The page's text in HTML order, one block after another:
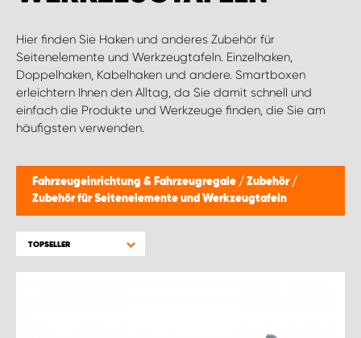
Hier finden Sie Haken und anderes Zubehör für
Seitenelemente und Werkzeugtafeln. Einzelhaken,
Doppelhaken, Kabelhaken und andere. Smartboxen
erleichtern Ihnen den Alltag, da Sie damit schnell und
einfach die Produkte und Werkzeuge finden, die Sie am
häufigsten verwenden.
Fahrzeugeinrichtung & Fahrzeugregale / Zubehör /
Zubehör für Seitenelemente und Werkzeugtafeln
TOPSELLER